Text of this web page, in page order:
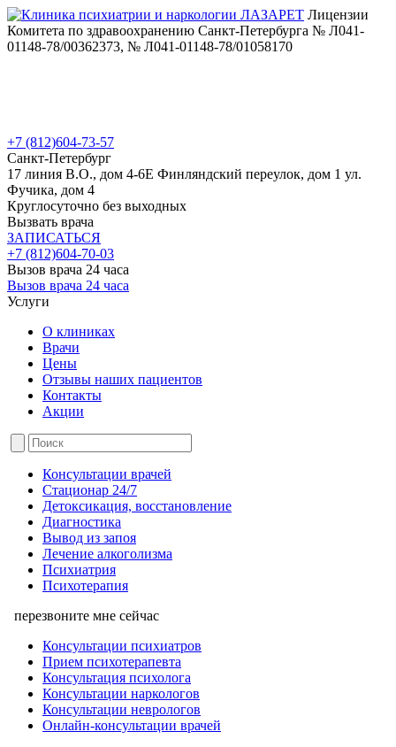
Лицензии
Комитета по здравоохранению Санкт-Петербурга № Л041-
01148-78/00362373, № Л041-01148-78/01058170
+7 (812)604-73-57
Санкт-Петербург
17 линия В.О., дом 4-6Е Финляндский переулок, дом 1 ул.
Фучика, дом 4
Круглосуточно без выходных
Вызвать врача
ЗАПИСАТЬСЯ
+7 (812)604-70-03
Вызов врача 24 часа
Вызов врача 24 часа
Услуги
О клиниках
Врачи
Цены
Отзывы наших пациентов
Контакты
Акции
Консультации врачей
Стационар 24/7
Детоксикация, восстановление
Диагностика
Вывод из запоя
Лечение алкоголизма
Психиатрия
Психотерапия
перезвоните мне сейчас
Консультации психиатров
Прием психотерапевта
Консультация психолога
Консультации наркологов
Консультации неврологов
Онлайн-консультации врачей